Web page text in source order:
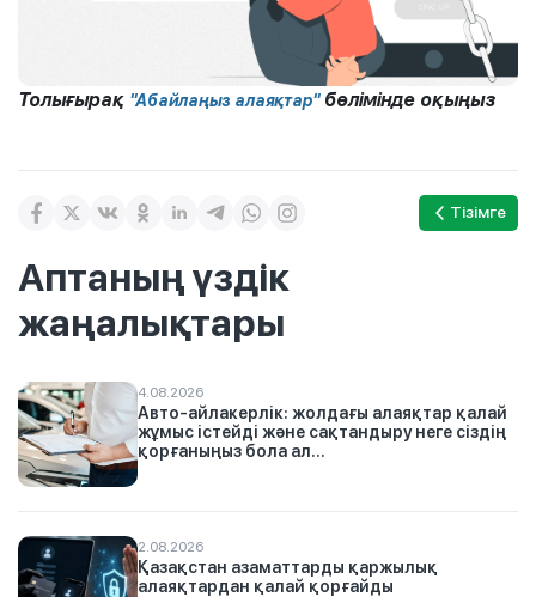
Толығырақ "Абайлаңыз алаяқтар"бөлімінде оқыңыз
Тізімге
Аптаның үздік
жаңалықтары
4.08.2026
Авто-айлакерлік: жолдағы алаяқтар қалай
жұмыс істейді және сақтандыру неге сіздің
қорғаныңыз бола ал...
2.08.2026
Қазақстан азаматтарды қаржылық
алаяқтардан қалай қорғайды